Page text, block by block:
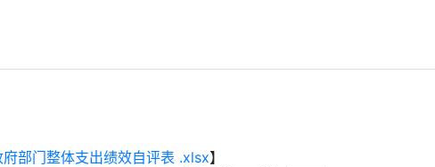
部门整体支出绩效自评表 .xlsx】